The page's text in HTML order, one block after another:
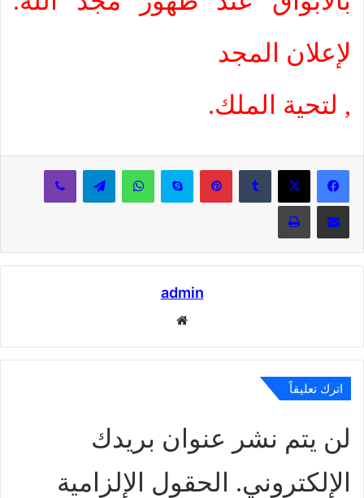
لإعلان المجد
, لتحية الملك.
بينتيريستسكايب واتساب تيلقرام ڤايبر
مشاركة عبر البريد طباعة
admin
اترك تعليقاً
لن يتم نشر عنوان بريدك
الإلكتروني.
الحقول الإلزامية